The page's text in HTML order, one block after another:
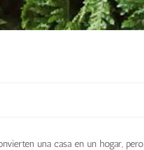
una casa en un hogar, pero